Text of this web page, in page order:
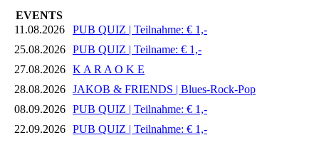
EVENTS
11.08.2026
PUB QUIZ | Teilnahme: € 1,-
25.08.2026 PUB QUIZ | Teilname: € 1,-
27.08.2026 K A R A O K E
28.08.2026 JAKOB & FRIENDS | Blues-Rock-Pop
08.09.2026 PUB QUIZ | Teilnahme: € 1,-
22.09.2026 PUB QUIZ | Teilnahme: € 1,-